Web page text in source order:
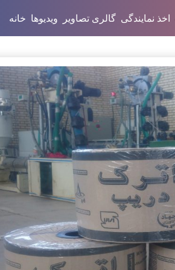
خانه ویدیوها گالری تصاویر اخذ نمایندگی